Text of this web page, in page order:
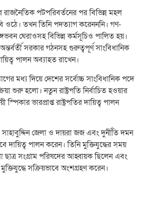
পটপরিবর্তনের পর বিভিন্ন মহল
ওঠে। তখন তিনি পদত্যাগ করেনননি। গণ-
ঘেরাওসহ বিভিন্ন কর্মসূচিও পালিত হয়।
সরকার গঠনসহ গুরুত্বপূর্ণ সাংবিধানিক
পালন অব্যাহত রাখেন।
মধ্য দিয়ে দেশের সর্বোচ্চ সাংবিধানিক পদে
শুরু হলো। নতুন রাষ্ট্রপতি নির্বাচিত হওয়ার
ভারপ্রাপ্ত রাষ্ট্রপতির দায়িত্ব পালন
জেলা ও দায়রা জজ এবং দুর্নীতি দমন
দায়িত্ব পালন করেন। তিনি মুক্তিযুদ্ধের সময়
ছাত্র সংগ্রাম পরিষদের আহ্বায়ক ছিলেন এবং
সক্রিয়ভাবে অংশগ্রহণ করেন।